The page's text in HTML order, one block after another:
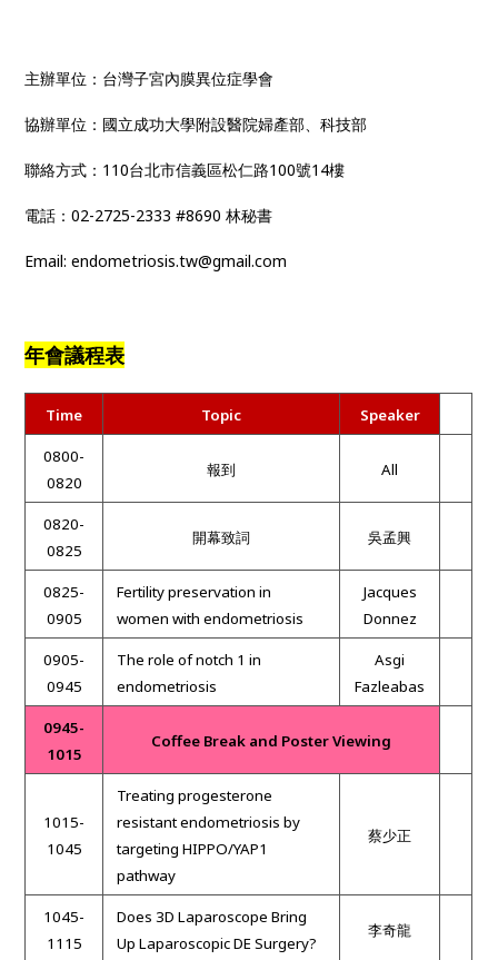
主辦單位：台灣子宮內膜異位症學會
協辦單位：國立成功大學附設醫院婦產部、科技部
聯絡方式：110台北市信義區松仁路100號14樓
電話：02-2725-2333 #8690 林秘書
Email: endometriosis.tw@gmail.com
年會議程表
Time Topic Speaker
0800-
0820
報到 All
0820-
0825
開幕致詞 吳孟興
0825-
0905
Fertility preservation in
women with endometriosis
Jacques
Donnez
0905-
0945
The role of notch 1 in
endometriosis
Asgi
Fazleabas
0945-
1015
Coffee Break and Poster Viewing
1015-
1045
Treating progesterone
resistant endometriosis by
targeting HIPPO/YAP1
pathway
蔡少正
1045-
1115
Does 3D Laparoscope Bring
Up Laparoscopic DE Surgery?
李奇龍